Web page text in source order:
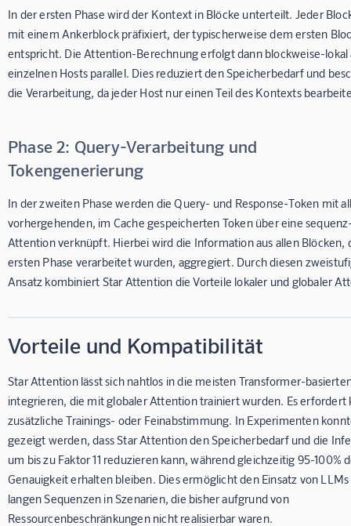
In der ersten Phase wird der Kontext in Blöcke unterteilt. Jeder
mit einem Ankerblock präfixiert, der typischerweise dem ersten
entspricht. Die Attention-Berechnung erfolgt dann blockweise-lokal
einzelnen Hosts parallel. Dies reduziert den Speicherbedarf und
die Verarbeitung, da jeder Host nur einen Teil des Kontexts
Phase 2: Query-Verarbeitung und
Tokengenerierung
In der zweiten Phase werden die Query- und Response-Token mit
vorhergehenden, im Cache gespeicherten Token über eine
Attention verknüpft. Hierbei wird die Information aus allen Blöcken,
ersten Phase verarbeitet wurden, aggregiert. Durch diesen
Ansatz kombiniert Star Attention die Vorteile lokaler und globaler
Vorteile und Kompatibilität
Star Attention lässt sich nahtlos in die meisten Transformer-
integrieren, die mit globaler Attention trainiert wurden. Es erfordert
zusätzliche Trainings- oder Feinabstimmung. In Experimenten
gezeigt werden, dass Star Attention den Speicherbedarf und die
um bis zu Faktor 11 reduzieren kann, während gleichzeitig 95-100%
Genauigkeit erhalten bleiben. Dies ermöglicht den Einsatz von
langen Sequenzen in Szenarien, die bisher aufgrund von
Ressourcenbeschränkungen nicht realisierbar waren.